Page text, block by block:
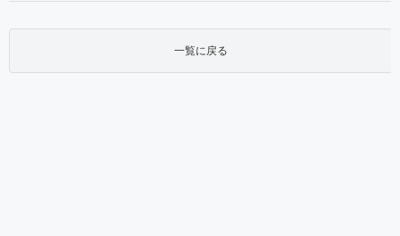
一覧に戻る